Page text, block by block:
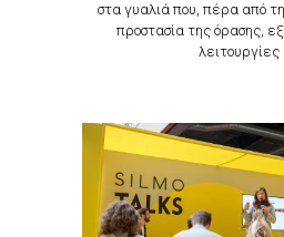
στα γυαλιά που, πέρα από
προστασία της όρασης,
λειτουργίες